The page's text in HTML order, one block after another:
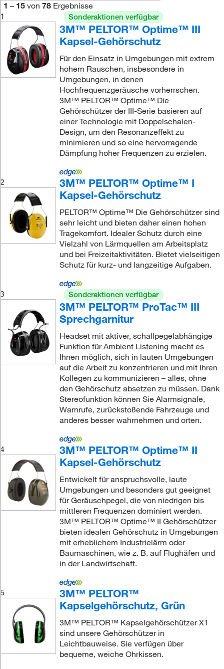
1 – 15 von 78 Ergebnisse
1
Sonderaktionen verfügbar
3M™ PELTOR™ Optime™ III
Kapsel-Gehörschutz
Für den Einsatz in Umgebungen mit extrem
hohem Rauschen, insbesondere in
Umgebungen, in denen
Hochfrequenzgeräusche vorherrschen.
3M™ PELTOR™ Optime™ Die
Gehörschützer der III-Serie basieren auf
einer Technologie mit Doppelschalen-
Design, um den Resonanzeffekt zu
minimieren und so eine hervorragende
Dämpfung hoher Frequenzen zu erzielen.
2
3M™ PELTOR™ Optime™ I
Kapsel-Gehörschutz
PELTOR™ Optime™ Die Gehörschützer sind
sehr leicht und bieten daher einen hohen
Tragekomfort. Idealer Schutz durch eine
Vielzahl von Lärmquellen am Arbeitsplatz
und bei Freizeitaktivitäten. Bietet vielseitigen
Schutz für kurz- und langzeitige Aufgaben.
3 Sonderaktionen verfügbar
3M™ PELTOR™ ProTac™ III
Sprechgarnitur
Headset mit aktiver, schallpegelabhängige
Funktion für Ambient Listening macht es
Ihnen möglich, sich in lauten Umgebungen
auf die Arbeit zu konzentrieren und mit Ihren
Kollegen zu kommunizieren – alles, ohne
den Gehörschutz absetzen zu müssen. Dank
Stereofunktion können Sie Alarmsignale,
Warnrufe, zurückstoßende Fahrzeuge und
anderes besser wahrnehmen und orten.
4
3M™ PELTOR™ Optime™ II
Kapsel-Gehörschutz
Entwickelt für anspruchsvolle, laute
Umgebungen und besonders gut geeignet
für Geräuschpegel, die von niedrigen bis
mittleren Frequenzen dominiert werden.
3M™ PELTOR™ Optime™ II Gehörschützer
bieten idealen Gehörschutz in Umgebungen
mit erheblichem Industrielärm oder
Baumaschinen, wie z. B. auf Flughäfen und
in der Landwirtschaft.
5
3M™ PELTOR™
Kapselgehörschutz, Grün
3M™ PELTOR™ Kapselgehörschützer X1
sind unsere Gehörschützer in
Leichtbauweise. Sie verfügen über
bequeme, weiche Ohrkissen.